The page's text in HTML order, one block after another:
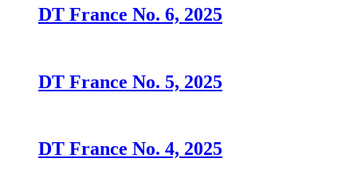
DT France No. 6, 2025
DT France No. 5, 2025
DT France No. 4, 2025